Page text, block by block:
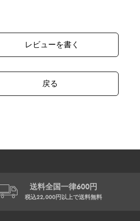
送料全国一律600円
税込22,000円以上で送料無料